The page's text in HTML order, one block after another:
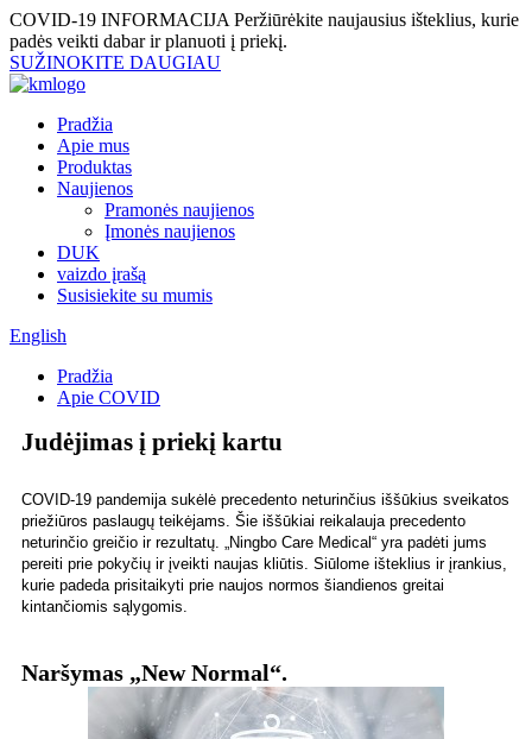
COVID-19 INFORMACIJA Peržiūrėkite naujausius išteklius, kurie
padės veikti dabar ir planuoti į priekį.
SUŽINOKITE DAUGIAU
Pradžia
Apie mus
Produktas
Naujienos
Pramonės naujienos
Įmonės naujienos
DUK
vaizdo įrašą
Susisiekite su mumis
English
Pradžia
Apie COVID
Judėjimas į priekį kartu
COVID-19 pandemija sukėlė precedento neturinčius iššūkius sveikatos
priežiūros paslaugų teikėjams. Šie iššūkiai reikalauja precedento
neturinčio greičio ir rezultatų. „Ningbo Care Medical“ yra padėti jums
pereiti prie pokyčių ir įveikti naujas kliūtis. Siūlome išteklius ir įrankius,
kurie padeda prisitaikyti prie naujos normos šiandienos greitai
kintančiomis sąlygomis.
Naršymas „New Normal“.